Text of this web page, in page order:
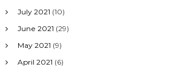
July 2021 (10)
June 2021 (29)
May 2021 (9)
April 2021 (6)